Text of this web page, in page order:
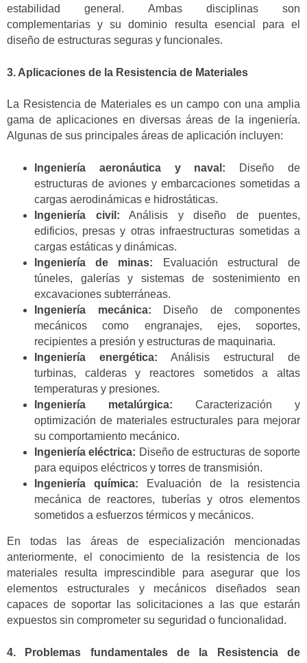
estabilidad general. Ambas disciplinas son
complementarias y su dominio resulta esencial para el
diseño de estructuras seguras y funcionales.
3. Aplicaciones de la Resistencia de Materiales
La Resistencia de Materiales es un campo con una amplia
gama de aplicaciones en diversas áreas de la ingeniería.
Algunas de sus principales áreas de aplicación incluyen:
Ingeniería aeronáutica y naval: Diseño de
estructuras de aviones y embarcaciones sometidas a
cargas aerodinámicas e hidrostáticas.
Ingeniería civil: Análisis y diseño de puentes,
edificios, presas y otras infraestructuras sometidas a
cargas estáticas y dinámicas.
Ingeniería de minas: Evaluación estructural de
túneles, galerías y sistemas de sostenimiento en
excavaciones subterráneas.
Ingeniería mecánica: Diseño de componentes
mecánicos como engranajes, ejes, soportes,
recipientes a presión y estructuras de maquinaria.
Ingeniería energética: Análisis estructural de
turbinas, calderas y reactores sometidos a altas
temperaturas y presiones.
Ingeniería metalúrgica: Caracterización y
optimización de materiales estructurales para mejorar
su comportamiento mecánico.
Ingeniería eléctrica: Diseño de estructuras de soporte
para equipos eléctricos y torres de transmisión.
Ingeniería química: Evaluación de la resistencia
mecánica de reactores, tuberías y otros elementos
sometidos a esfuerzos térmicos y mecánicos.
En todas las áreas de especialización mencionadas
anteriormente, el conocimiento de la resistencia de los
materiales resulta imprescindible para asegurar que los
elementos estructurales y mecánicos diseñados sean
capaces de soportar las solicitaciones a las que estarán
expuestos sin comprometer su seguridad o funcionalidad.
4. Problemas fundamentales de la Resistencia de